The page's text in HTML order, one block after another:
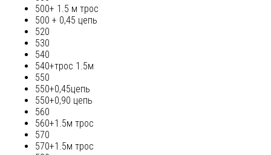
500+ 1.5 м трос
500 + 0,45 цепь
520
530
540
540+трос 1.5м
550
550+0,45цепь
550+0,90 цепь
560
560+1.5м трос
570
570+1.5м трос